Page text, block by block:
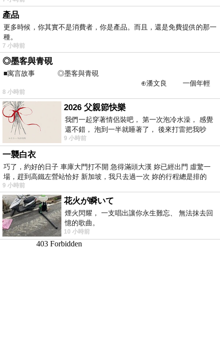
產品
更多時候，你其實不是消費者，你是產品。而且，還是免費提供的那一
種。
7 小時前
◎墨客與青硯
■寓言故事 ◎墨客與青硯
⊕潘文良 一個年輕
的墨客，在京城的古玩肆裡
8 小時前
2026 父親節快樂
我們一起穿著情侶裝吧， 第一次泡冷水澡， 感覺
還不錯， 泡到一半就睡著了， 後來打雷把我吵
醒， 手
9 小時前
一襲白衣
巧了，約好的日子 車庫大門打不開 急得滿頭大漢 妳已經出門 虛驚一
場，趕到高鐵左營站恰好 新加坡，我只去過一次 妳的行程總是排的
9 小時前
花火が瞬いて
煙火閃耀， 一支唱出讓你永生難忘、 無法抹去回
憶的歌曲。
10 小時前